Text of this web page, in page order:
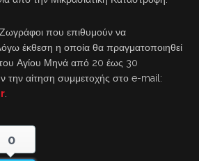
Ζωγράφοι που επιθυμούν να
έκθεση η οποία θα πραγματοποιηθεί
Αγίου Μηνά από 20 έως 30
την αίτηση συμμετοχής στο e-mail:
0